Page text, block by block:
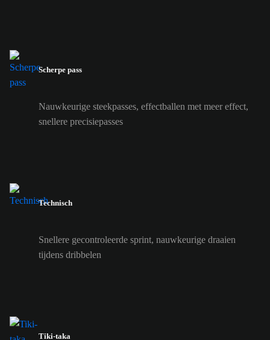
Scherpe pass
Nauwkeurige steekpasses, effectballen met meer effect,
snellere precisiepasses
Technisch
Snellere gecontroleerde sprint, nauwkeurige draaien
tijdens dribbelen
Tiki-taka